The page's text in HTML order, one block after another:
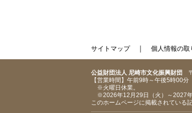
サイトマップ｜ 個人情報の取
公益財団法人 尼崎市文化振興財団
【営業時間】午前9時～午後5時00
※火曜日休業。
※2026年12月29日（火）～2027年
このホームページに掲載されている